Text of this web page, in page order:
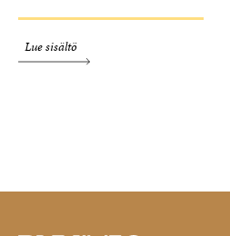
Lue sisältö